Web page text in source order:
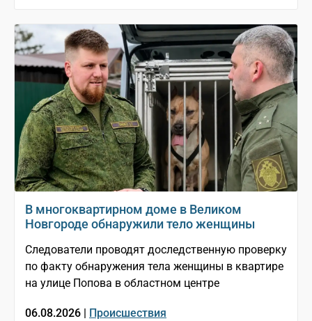
В многоквартирном доме в Великом
Новгороде обнаружили тело женщины
Следователи проводят доследственную проверку
по факту обнаружения тела женщины в квартире
на улице Попова в областном центре
06.08.2026 | Происшествия